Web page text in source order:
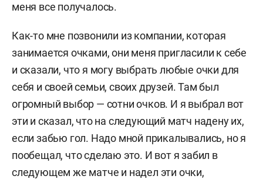
меня все получалось.
Как-то мне позвонили из компании, которая
занимается очками, они меня пригласили к себе
и сказали, что я могу выбрать любые очки для
себя и своей семьи, своих друзей. Там был
огромный выбор — сотни очков. И я выбрал вот
эти и сказал, что на следующий матч надену их,
если забью гол. Надо мной прикалывались, но я
пообещал, что сделаю это. И вот я забил в
следующем же матче и надел эти очки,